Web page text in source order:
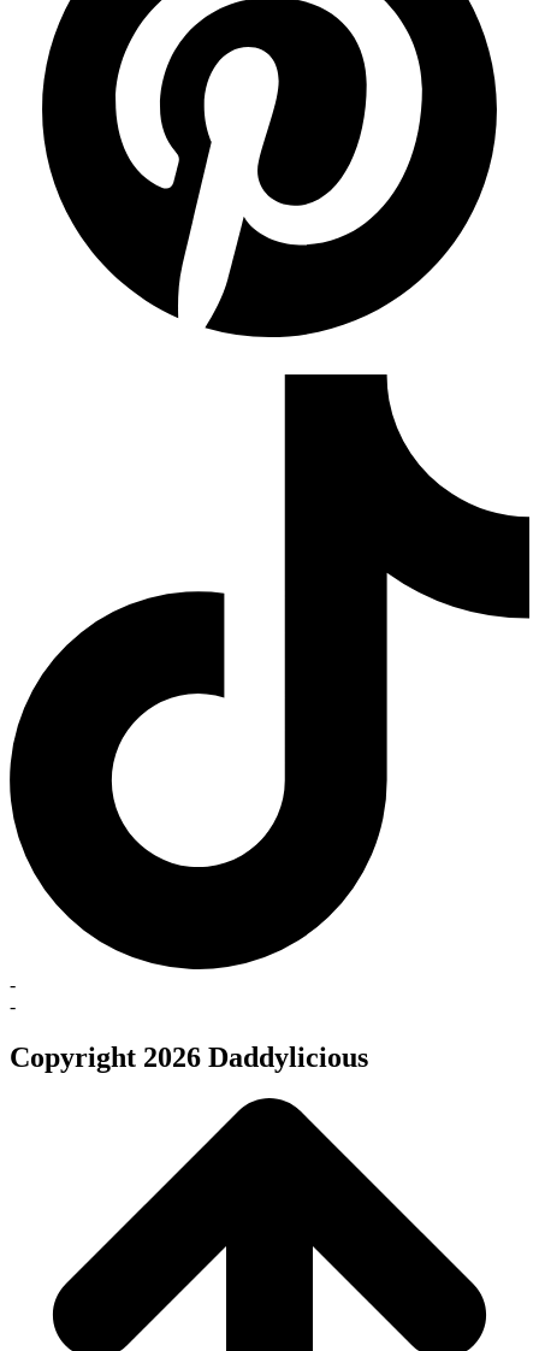
-
-
Copyright 2026 Daddylicious